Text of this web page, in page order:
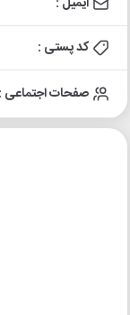
کد پستی :
صفحات اجتماعی :